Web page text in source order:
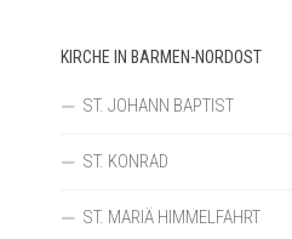
KIRCHE IN BARMEN-NORDOST
ST. JOHANN BAPTIST
ST. KONRAD
ST. MARIÄ HIMMELFAHRT